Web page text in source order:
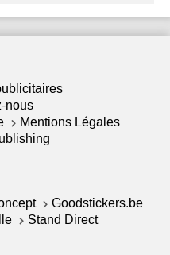
nous
Mentions Légales
Goodstickers.be
Stand Direct